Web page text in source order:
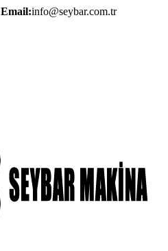
Email:info@seybar.com.tr